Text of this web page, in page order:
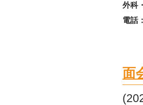
外科
電話
面